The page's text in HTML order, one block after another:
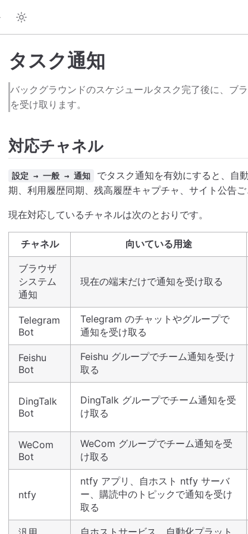
タスク通知
バックグラウンドのスケジュールタスク完了後に、ブ
を受け取ります。
対応チャネル
設定 → 一般 → 通知
でタスク通知を有効にすると、自
期、利用履歴同期、残高履歴キャプチャ、サイト公告ご
現在対応しているチャネルは次のとおりです。
チャネル 向いている用途
ブラウザ
システム
通知
現在の端末だけで通知を受け取る
Telegram
Bot
Telegram のチャットやグループで
通知を受け取る
Feishu
Bot
Feishu グループでチーム通知を受け
取る
DingTalk
Bot
DingTalk グループでチーム通知を受
け取る
WeCom
Bot
WeCom グループでチーム通知を受
け取る
ntfy
ntfy アプリ、自ホスト ntfy サーバ
ー、購読中のトピックで通知を受け
取る